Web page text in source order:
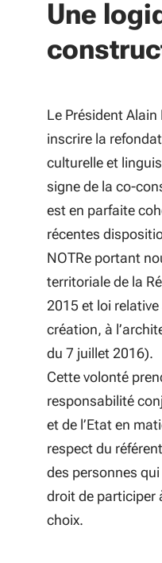
Une
Le Président
inscrire la
culturelle et
signe de la co-
est en parfaite
récentes
NOTRe portant
territoriale de la
2015 et loi
création, à
du 7 juillet 2016).
Cette volonté
responsabilité
et de l’Etat en
respect du
des personnes
droit de participer
choix.